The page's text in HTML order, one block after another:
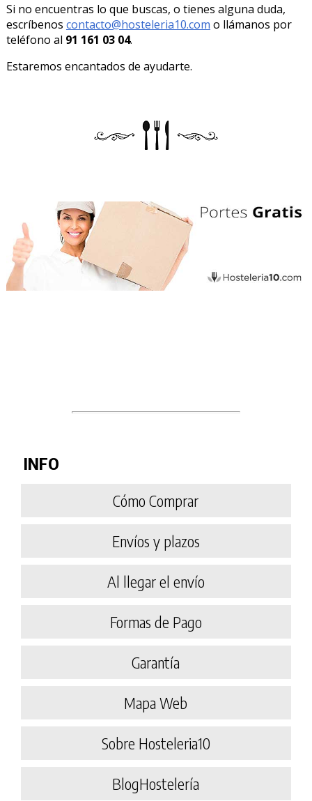
Si no encuentras lo que buscas, o tienes alguna duda,
escríbenos contacto@hosteleria10.com o llámanos por
teléfono al 91 161 03 04.
Estaremos encantados de ayudarte.
INFO
Cómo Comprar
Envíos y plazos
Al llegar el envío
Formas de Pago
Garantía
Mapa Web
Sobre Hosteleria10
BlogHostelería